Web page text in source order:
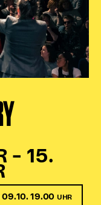
– 15.
09.10. 19.00 UHR